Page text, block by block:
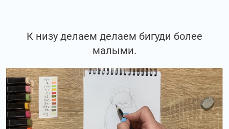
К низу делаем делаем бигуди более
малыми.